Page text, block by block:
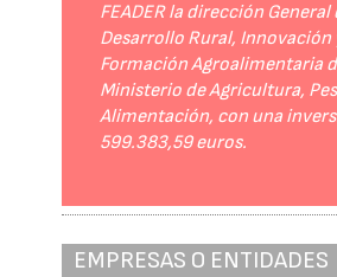
FEADER la dirección General
Desarrollo Rural, Innovación
Formación Agroalimentaria
Ministerio de Agricultura,
Alimentación, con una
599.383,59 euros.
EMPRESAS O ENTIDADES